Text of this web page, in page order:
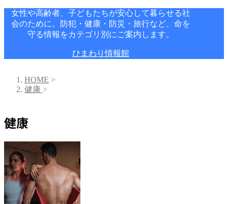
女性や高齢者、子どもたちが安心して暮らせる社
会のために。防犯・健康・防災・旅行など、命を
守る情報をカテゴリ別にご案内します。
ひまわり情報館
HOME >
健康 >
健康